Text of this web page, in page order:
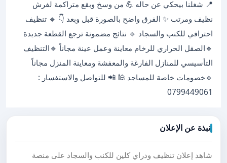
📍 شغلنا بيحكي عن حاله 💪 من وسخ وبقع متراكمة لفرش
نظيف ومرتب ✨ الفرق واضح بالصورة قبل وبعد 👇 🔹 تنظيف
احترافي للكنب والسجاد 🔹 نتائج مضمونة ترجع القطعة جديدة
🔹الصقل الحراري للرخام معاينة وعمل عينة مجاناً 🔹التنظيف
التأسيسي للمنازل الفارغة والمعفشة ومعاينة المنزل مجاناً
🔹خصومات خاصة للمساجد 🕌 📲 للتواصل والاستفسار :
0799449061
نبذة عن الإعلان
شاهد إعلان تنظيف ودراي كلين للكنب والسجاد على منصة